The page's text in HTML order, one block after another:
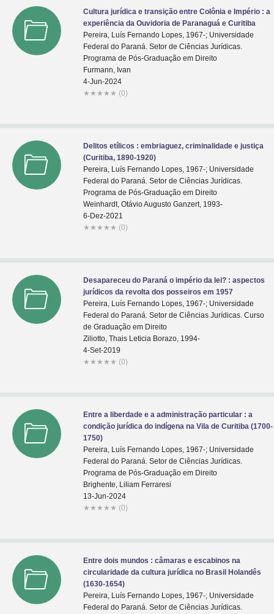
Cultura jurídica e transição entre Colônia e Império : a
experiência da Ouvidoria de Paranaguá e Curitiba
Pereira, Luís Fernando Lopes, 1967-; Universidade
Federal do Paraná. Setor de Ciências Jurídicas.
Programa de Pós-Graduação em Direito
Furmann, Ivan
4-Jun-2024
★ ★ ★ ★ ★ (0)
Delitos etílicos : embriaguez, criminalidade e justiça
(Curitiba, 1890-1920)
Pereira, Luís Fernando Lopes, 1967-; Universidade
Federal do Paraná. Setor de Ciências Jurídicas.
Programa de Pós-Graduação em Direito
Weinhardt, Otávio Augusto Ganzert, 1993-
6-Dez-2021
★ ★ ★ ★ ★ (0)
Desapareceu do Paraná o império da lei? : aspectos
jurídicos da revolta dos posseiros em 1957
Pereira, Luís Fernando Lopes, 1967-; Universidade
Federal do Paraná. Setor de Ciências Jurídicas. Curso
de Graduação em Direito
Ziliotto, Thais Leticia Borazo, 1994-
4-Set-2019
★ ★ ★ ★ ★ (0)
Entre a liberdade e a administração particular : a
condição jurídica do indígena na Vila de Curitiba (1700-
1750)
Pereira, Luís Fernando Lopes, 1967-; Universidade
Federal do Paraná. Setor de Ciências Jurídicas.
Programa de Pós-Graduação em Direito
Brighente, Liliam Ferraresi
13-Jun-2024
★ ★ ★ ★ ★ (0)
Entre dois mundos : câmaras e escabinos na
circularidade da cultura jurídica no Brasil Holandês
(1630-1654)
Pereira, Luís Fernando Lopes, 1967-; Universidade
Federal do Paraná. Setor de Ciências Jurídicas.